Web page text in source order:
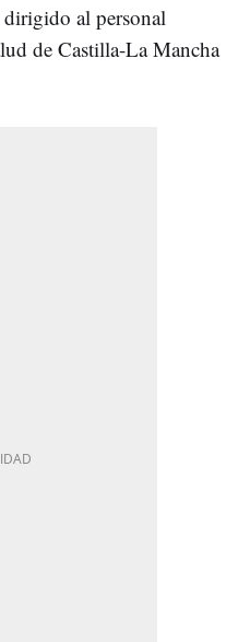
dirigido al personal
de Castilla-La Mancha